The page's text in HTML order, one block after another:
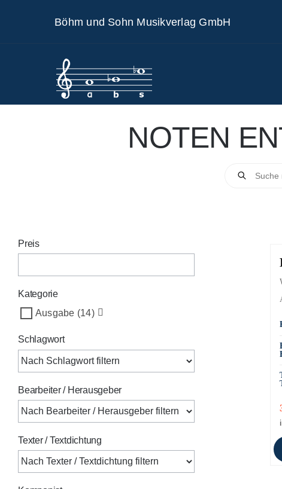
Böhm und Sohn Musikverlag GmbH
NOTEN
search
Preis
Kategorie
Ausgabe (14)
Schlagwort
Bearbeiter / Herausgeber
Texter / Textdichtung